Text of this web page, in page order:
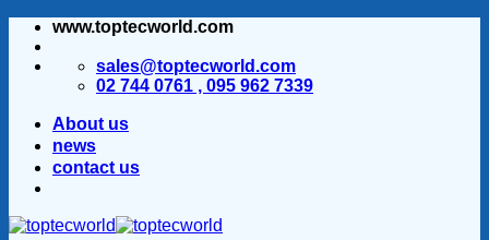
ข้าม
www.toptecworld.com
sales@toptecworld.com
02 744 0761 , 095 962 7339
About us
news
contact us